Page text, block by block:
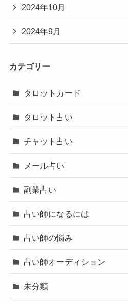
2024年10月
2024年9月
カテゴリー
タロットカード
タロット占い
チャット占い
メール占い
副業占い
占い師になるには
占い師の悩み
占い師オーディション
未分類